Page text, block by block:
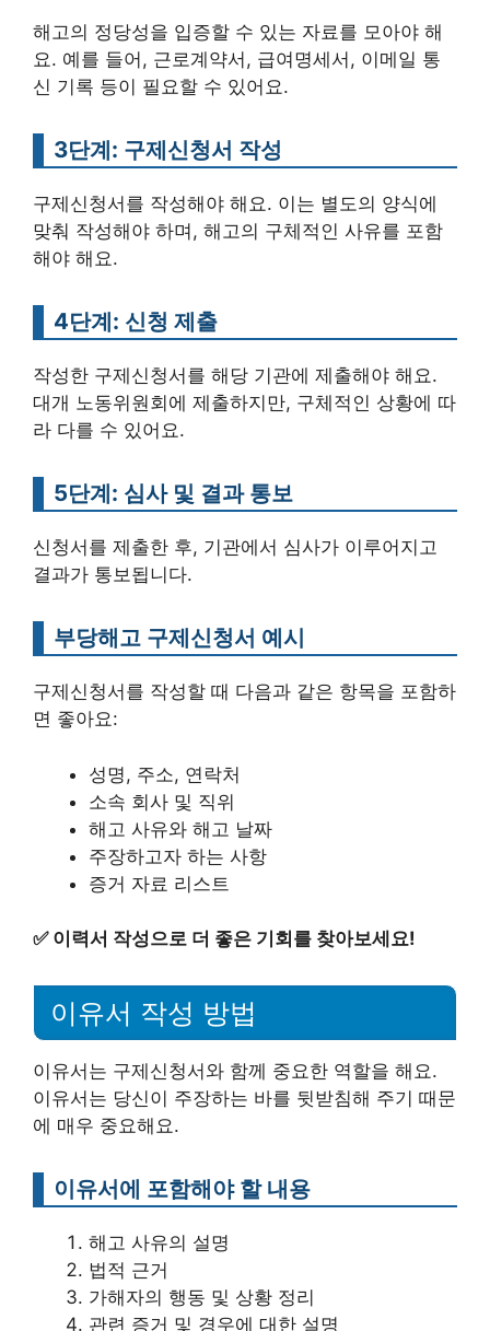
해고의 정당성을 입증할 수 있는 자료를 모아야 해
요. 예를 들어, 근로계약서, 급여명세서, 이메일 통
신 기록 등이 필요할 수 있어요.
3단계: 구제신청서 작성
구제신청서를 작성해야 해요. 이는 별도의 양식에
맞춰 작성해야 하며, 해고의 구체적인 사유를 포함
해야 해요.
4단계: 신청 제출
작성한 구제신청서를 해당 기관에 제출해야 해요.
대개 노동위원회에 제출하지만, 구체적인 상황에 따
라 다를 수 있어요.
5단계: 심사 및 결과 통보
신청서를 제출한 후, 기관에서 심사가 이루어지고
결과가 통보됩니다.
부당해고 구제신청서 예시
구제신청서를 작성할 때 다음과 같은 항목을 포함하
면 좋아요:
성명, 주소, 연락처
소속 회사 및 직위
해고 사유와 해고 날짜
주장하고자 하는 사항
증거 자료 리스트
✅ 이력서 작성으로 더 좋은 기회를 찾아보세요!
이유서 작성 방법
이유서는 구제신청서와 함께 중요한 역할을 해요.
이유서는 당신이 주장하는 바를 뒷받침해 주기 때문
에 매우 중요해요.
이유서에 포함해야 할 내용
해고 사유의 설명
법적 근거
가해자의 행동 및 상황 정리
관련 증거 및 경우에 대한 설명